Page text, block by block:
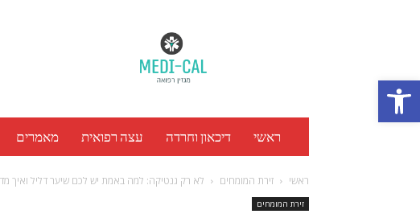
Open toolbar
ראשי דיכאון וחרדה עצה רפואית מאמרים
ראשי זירת המומחים לא רק גנטיקה: למה באמת יש לכם שיער דליל ואיך
זירת המומחים